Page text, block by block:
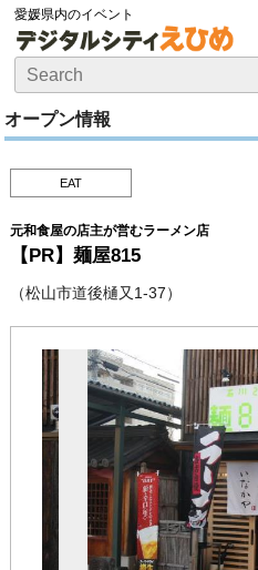
愛媛県内のイベント
オープン情報
EAT
元和食屋の店主が営むラーメン店
【PR】麺屋815
（松山市道後樋又1-37）